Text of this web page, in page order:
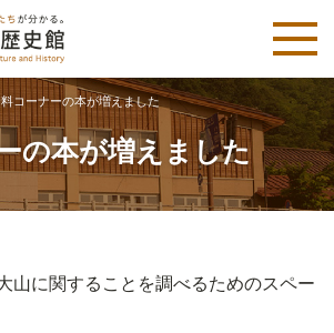
コーナーの本が増えました
の本が増えました
山に関することを調べるためのスペー